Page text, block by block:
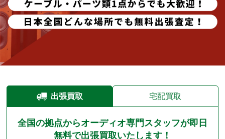
出張買取 宅配買取
全国の拠点からオーディオ専門スタッフが即日
無料で出張買取いたします！